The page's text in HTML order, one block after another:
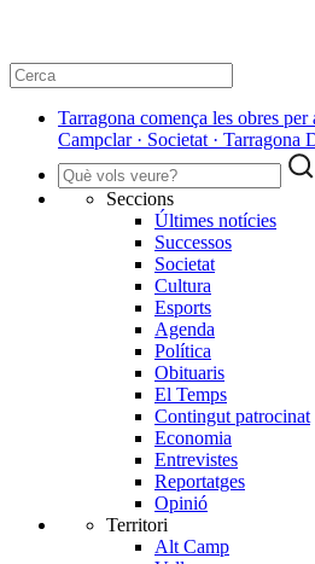
Tarragona comença les obres
Campclar · Societat · Tarragona
Seccions
Últimes notícies
Successos
Societat
Cultura
Esports
Agenda
Política
Obituaris
El Temps
Contingut patrocinat
Economia
Entrevistes
Reportatges
Opinió
Territori
Alt Camp